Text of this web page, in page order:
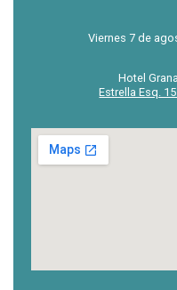
Viernes 7 de
Hotel
Estrella Esq.